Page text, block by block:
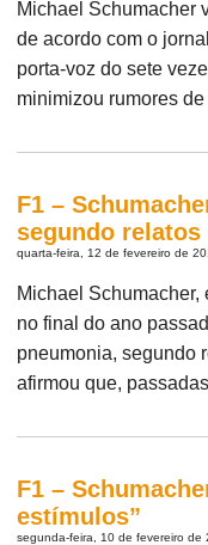
Michael Schumacher
de acordo com o
porta-voz do sete
minimizou rumores de
F1 –
segundo relatos
quarta-feira, 12 de fevereiro de
Michael
no final do ano
pneumonia, segundo
afirmou que,
F1 –
estímulos”
segunda-feira, 10 de fevereiro de